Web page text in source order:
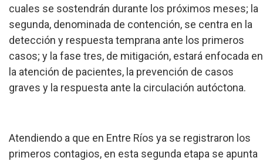
cuales se sostendrán durante los próximos meses; la
segunda, denominada de contención, se centra en la
detección y respuesta temprana ante los primeros
casos; y la fase tres, de mitigación, estará enfocada en
la atención de pacientes, la prevención de casos
graves y la respuesta ante la circulación autóctona.
Atendiendo a que en Entre Ríos ya se registraron los
primeros contagios, en esta segunda etapa se apunta